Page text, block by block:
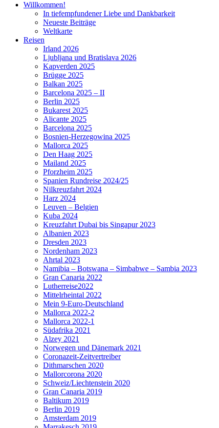
Willkommen!
In tiefempfundener Liebe und Dankbarkeit
Neueste Beiträge
Weltkarte
Reisen
Irland 2026
Ljubljana und Bratislava 2026
Kapverden 2025
Brügge 2025
Balkan 2025
Barcelona 2025 – II
Berlin 2025
Bukarest 2025
Alicante 2025
Barcelona 2025
Bosnien-Herzegowina 2025
Mallorca 2025
Den Haag 2025
Mailand 2025
Pforzheim 2025
Spanien Rundreise 2024/25
Nilkreuzfahrt 2024
Harz 2024
Leuven – Belgien
Kuba 2024
Kreuzfahrt Dubai bis Singapur 2023
Albanien 2023
Dresden 2023
Nordenham 2023
Ahrtal 2023
Namibia – Botswana – Simbabwe – Sambia 2023
Gran Canaria 2022
Lutherreise2022
Mittelrheintal 2022
Mein 9-Euro-Deutschland
Mallorca 2022-2
Mallorca 2022-1
Südafrika 2021
Alzey 2021
Norwegen und Dänemark 2021
Coronazeit-Zeitvertreiber
Dithmarschen 2020
Mallorcorona 2020
Schweiz/Liechtenstein 2020
Gran Canaria 2019
Baltikum 2019
Berlin 2019
Amsterdam 2019